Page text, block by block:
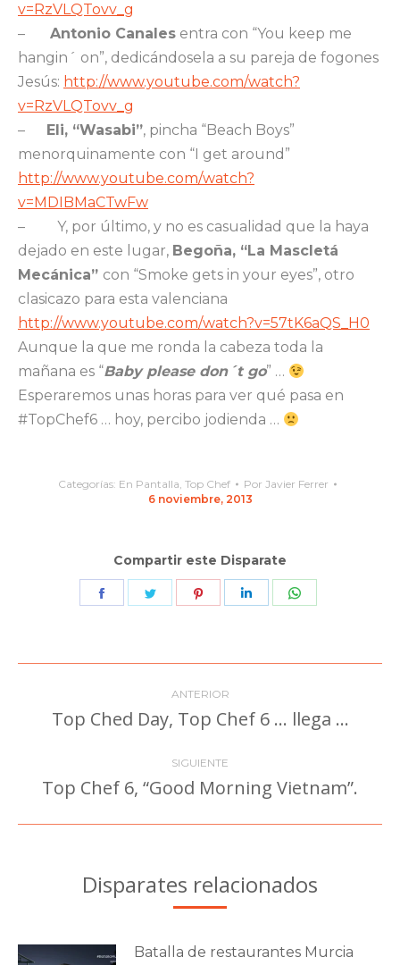
v=RzVLQTovv_g
–
Antonio Canales entra con “You keep me
hangin´ on”, dedicándosela a su pareja de fogones
Jesús: http://www.youtube.com/watch?
v=RzVLQTovv_g
–
Eli, “Wasabi”, pincha “Beach Boys”
menorquinamente con “I get around”
http://www.youtube.com/watch?
v=MDIBMaCTwFw
–
Y, por último, y no es casualidad que la haya
dejado en este lugar, Begoña, “La Mascletá
Mecánica” con “Smoke gets in your eyes”, otro
clasicazo para esta valenciana
http://www.youtube.com/watch?v=57tK6aQS_H0
Aunque la que me ronda la cabeza toda la
mañana es “Baby please don´t go” …
Esperaremos unas horas para ver qué pasa en
#TopChef6 … hoy, percibo jodienda …
Categorías: En Pantalla, Top Chef Por Javier Ferrer
6 noviembre, 2013
Compartir este Disparate
Share
Share
Share
Share
Navegación
entre
publicaciones
ANTERIOR
Publicación
Top Ched Day, Top Chef 6 … llega …
SIGUIENTE
Publicación
Top Chef 6, “Good Morning Vietnam”.
Disparates relacionados
Batalla de restaurantes Murcia